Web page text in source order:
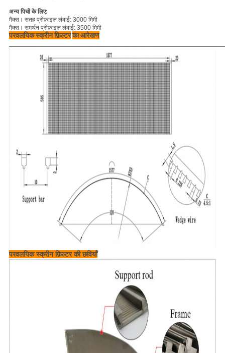
अन्य पिचों के लिए:
मैक्स। सतह प्रोफ़ाइल लंबाई: 3000 मिमी
मैक्स। समर्थन प्रोफ़ाइल लंबाई: 3500 मिमी
परवलयिक स्क्रीन फ़िल्टरका आरेखण
परवलयिक स्क्रीन फ़िल्टर की छवियाँ